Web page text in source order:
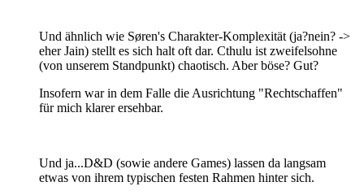
Und ähnlich wie Søren's Charakter-Komplexität (ja?nein? ->
eher Jain) stellt es sich halt oft dar. Cthulu ist zweifelsohne
(von unserem Standpunkt) chaotisch. Aber böse? Gut?
Insofern war in dem Falle die Ausrichtung "Rechtschaffen"
für mich klarer ersehbar.
Und ja...D&D (sowie andere Games) lassen da langsam
etwas von ihrem typischen festen Rahmen hinter sich.